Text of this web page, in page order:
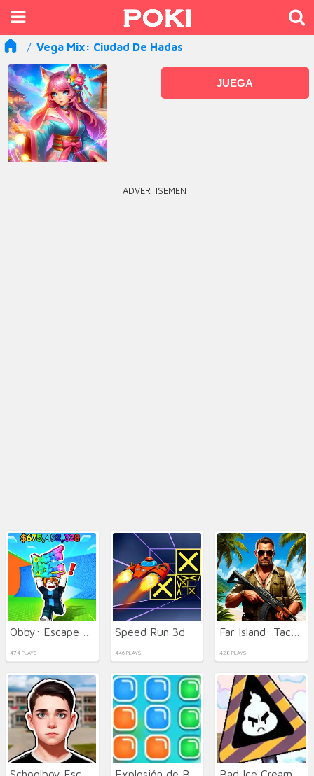
Vega Mix: Ciudad De Hadas
JUEGA
ADVERTISEMENT
474 PLAYS
Speed Run 3d
446 PLAYS 428 PLAYS